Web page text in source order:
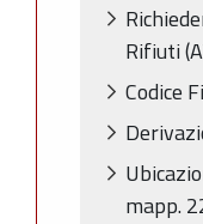
Rifiuti
Codice
mapp.